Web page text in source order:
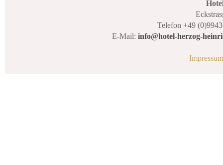
Telefon +49
E-Mail: info@hotel-herzog-
Impressum